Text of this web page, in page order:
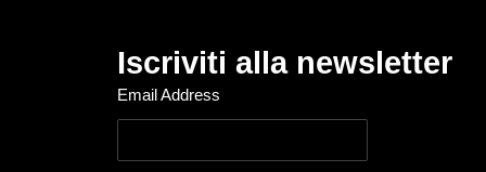
Iscriviti alla newsletter
Email Address